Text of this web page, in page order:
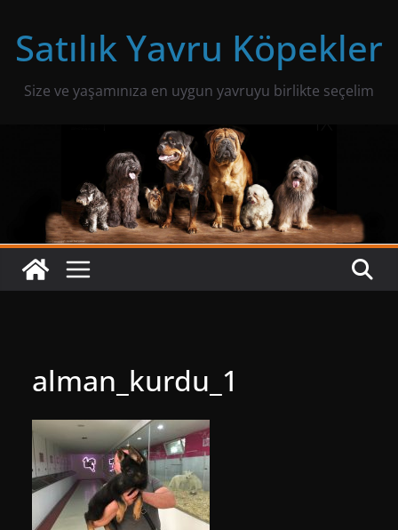
content
Satılık Yavru Köpekler
Size ve yaşamınıza en uygun yavruyu birlikte seçelim
alman_kurdu_1